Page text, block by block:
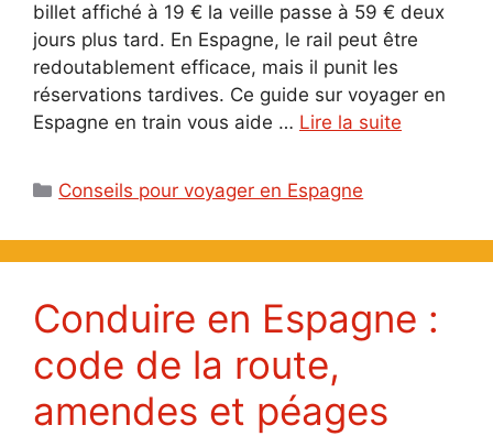
billet affiché à 19 € la veille passe à 59 € deux
jours plus tard. En Espagne, le rail peut être
redoutablement efficace, mais il punit les
réservations tardives. Ce guide sur voyager en
Espagne en train vous aide … Lire la suite
Catégories
Conseils pour voyager en Espagne
Conduire en Espagne :
code de la route,
amendes et péages